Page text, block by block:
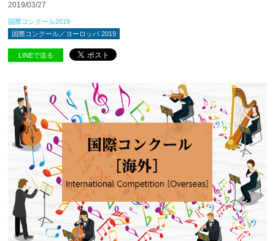
2019/03/27
国際コンクール2019
国際コンクール／ヨーロッパ 2019
LINEで送る